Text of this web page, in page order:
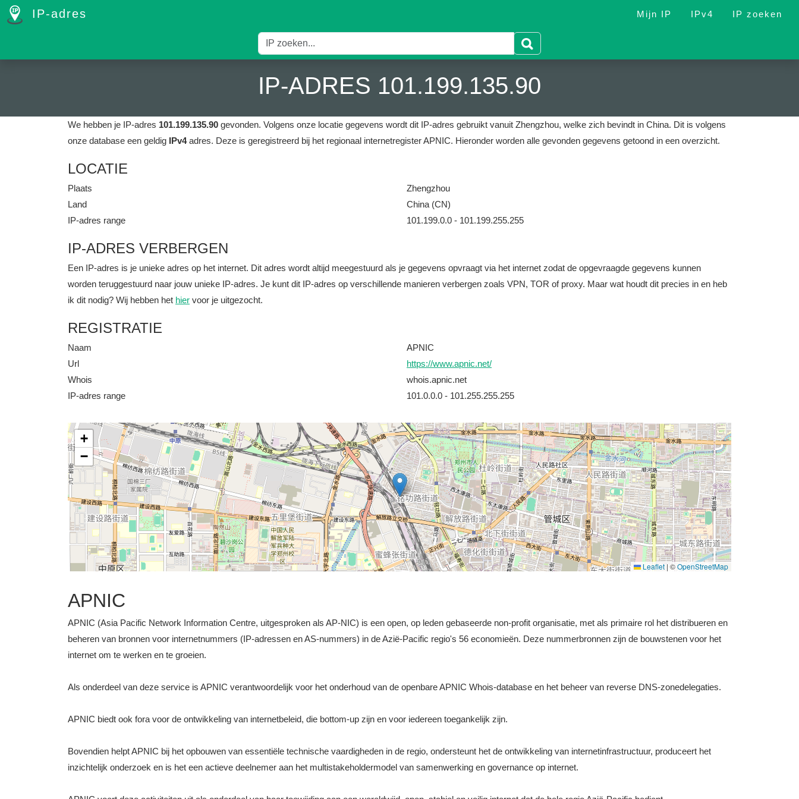
IP-adres Mijn IP IPv4 IP zoeken
IP-ADRES 101.199.135.90
We hebben je IP-adres 101.199.135.90 gevonden. Volgens onze locatie gegevens wordt dit IP-adres gebruikt vanuit Zhengzhou, welke zich bevindt in China. Dit is volgens
onze database een geldig IPv4adres. Deze is geregistreerd bij het regionaal internetregister APNIC. Hieronder worden alle gevonden gegevens getoond in een overzicht.
LOCATIE
Plaats
Zhengzhou
Land
China (CN)
IP-adres range
101.199.0.0 - 101.199.255.255
IP-ADRES VERBERGEN
Een IP-adres is je unieke adres op het internet. Dit adres wordt altijd meegestuurd als je gegevens opvraagt via het internet zodat de opgevraagde gegevens kunnen
worden teruggestuurd naar jouw unieke IP-adres. Je kunt dit IP-adres op verschillende manieren verbergen zoals VPN, TOR of proxy. Maar wat houdt dit precies in en heb
ik dit nodig? Wij hebben het hier voor je uitgezocht.
REGISTRATIE
Naam
APNIC
Url
https://www.apnic.net/
Whois
whois.apnic.net
IP-adres range
101.0.0.0 - 101.255.255.255
+
−
Leaflet | ©OpenStreetMap
APNIC
APNIC (Asia Pacific Network Information Centre, uitgesproken als AP-NIC) is een open, op leden gebaseerde non-profit organisatie, met als primaire rol het distribueren en
beheren van bronnen voor internetnummers (IP-adressen en AS-nummers) in de Azië-Pacific regio's 56 economieën. Deze nummerbronnen zijn de bouwstenen voor het
internet om te werken en te groeien.
Als onderdeel van deze service is APNIC verantwoordelijk voor het onderhoud van de openbare APNIC Whois-database en het beheer van reverse DNS-zonedelegaties.
APNIC biedt ook fora voor de ontwikkeling van internetbeleid, die bottom-up zijn en voor iedereen toegankelijk zijn.
Bovendien helpt APNIC bij het opbouwen van essentiële technische vaardigheden in de regio, ondersteunt het de ontwikkeling van internetinfrastructuur, produceert het
inzichtelijk onderzoek en is het een actieve deelnemer aan het multistakeholdermodel van samenwerking en governance op internet.